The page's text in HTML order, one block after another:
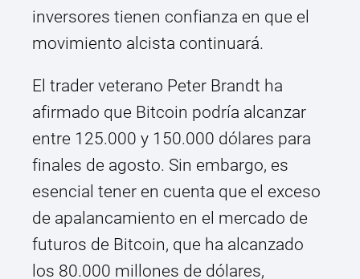
inversores tienen confianza en que el
movimiento alcista continuará.
El trader veterano Peter Brandt ha
afirmado que Bitcoin podría alcanzar
entre 125.000 y 150.000 dólares para
finales de agosto. Sin embargo, es
esencial tener en cuenta que el exceso
de apalancamiento en el mercado de
futuros de Bitcoin, que ha alcanzado
los 80.000 millones de dólares,